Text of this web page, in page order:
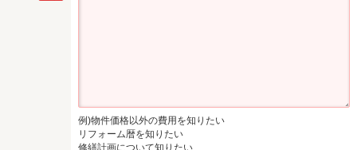
例)物件価格以外の費用を知りたい
リフォーム暦を知りたい
修繕計画について知りたい